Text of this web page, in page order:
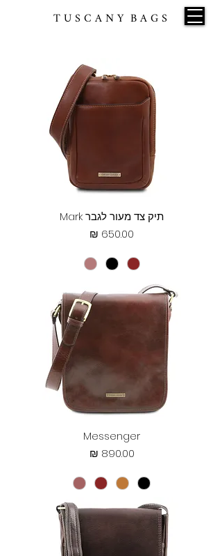
T U S C A N Y B A G S
תיק צד מעור לגבר Mark
מחיר
Messenger
מחיר